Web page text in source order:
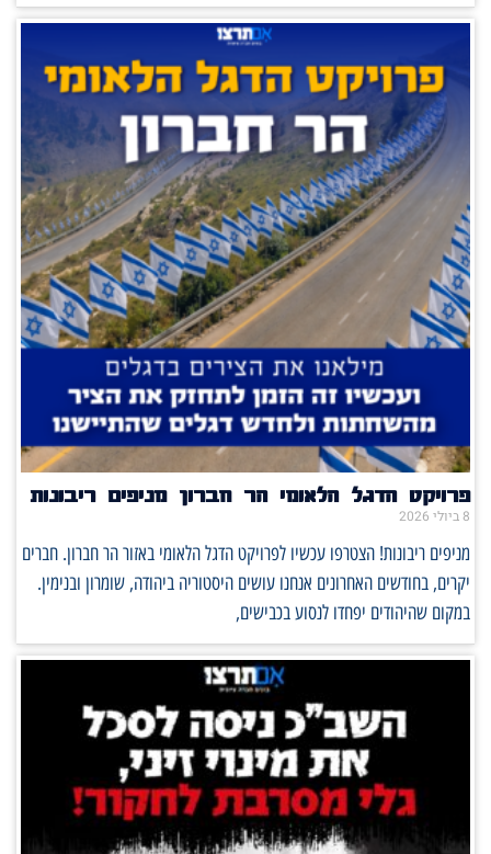
פרויקט הדגל הלאומי הר חברון מניפים ריבונות
8 ביולי 2026
מניפים ריבונות! הצטרפו עכשיו לפרויקט הדגל הלאומי באזור הר חברון. חברים
יקרים, בחודשים האחרונים אנחנו עושים היסטוריה ביהודה, שומרון ובנימין.
במקום שהיהודים יפחדו לנסוע בכבישים,